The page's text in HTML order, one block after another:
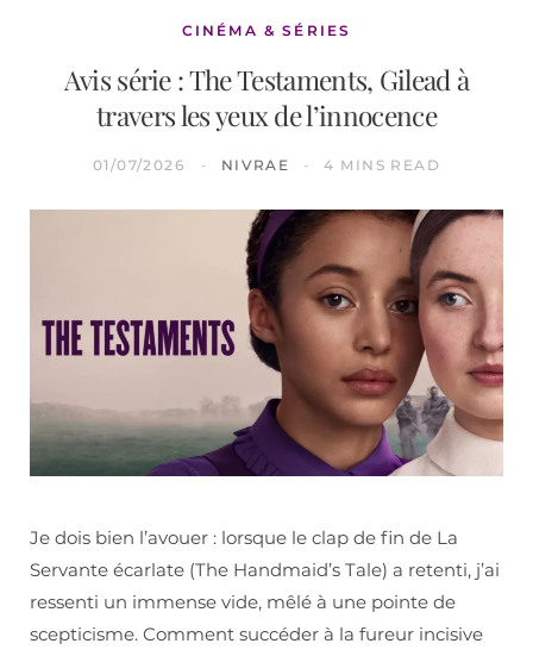
CINÉMA & SÉRIES
Avis série : The Testaments, Gilead à
travers les yeux de l’innocence
01/07/2026 NIVRAE 4 MINS READ
Je dois bien l’avouer : lorsque le clap de fin de La
Servante écarlate (The Handmaid’s Tale) a retenti, j’ai
ressenti un immense vide, mêlé à une pointe de
scepticisme. Comment succéder à la fureur incisive